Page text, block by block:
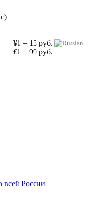
¥1 = 13 руб.
€1 = 99 руб.
всей России